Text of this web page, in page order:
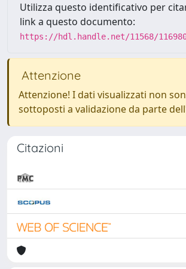
Utilizza questo identificativo per
link a questo documento:
https://hdl.handle.net/11568/
Attenzione
Attenzione! I dati visualizzati non
sottoposti a validazione da parte
Citazioni